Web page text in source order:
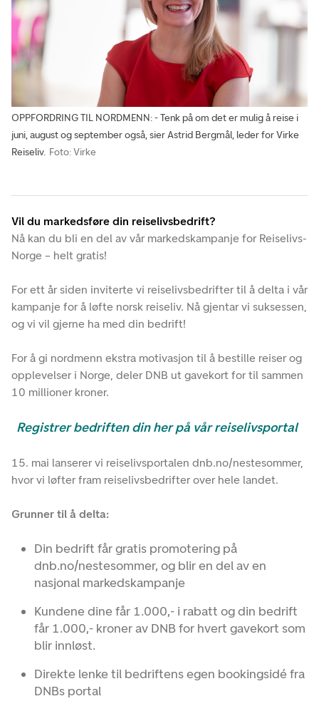
OPPFORDRING TIL NORDMENN: - Tenk på om det er mulig å reise i
juni, august og september også, sier Astrid Bergmål, leder for Virke
Reiseliv. Foto: Virke
Vil du markedsføre din reiselivsbedrift?
Nå kan du bli en del av vår markedskampanje for Reiselivs-
Norge – helt gratis!
For ett år siden inviterte vi reiselivsbedrifter til å delta i vår
kampanje for å løfte norsk reiseliv. Nå gjentar vi suksessen,
og vi vil gjerne ha med din bedrift!
For å gi nordmenn ekstra motivasjon til å bestille reiser og
opplevelser i Norge, deler DNB ut gavekort for til sammen
10 millioner kroner.
Registrer bedriften din her på vår reiselivsportal
15. mai lanserer vi reiselivsportalen dnb.no/nestesommer,
hvor vi løfter fram reiselivsbedrifter over hele landet.
Grunner til å delta:
Din bedrift får gratis promotering på
dnb.no/nestesommer, og blir en del av en
nasjonal markedskampanje
Kundene dine får 1.000,- i rabatt og din bedrift
får 1.000,- kroner av DNB for hvert gavekort som
blir innløst.
Direkte lenke til bedriftens egen bookingsidé fra
DNBs portal